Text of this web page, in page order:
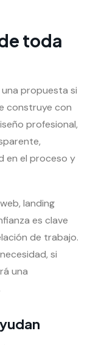
toda
propuesta si
construye con
profesional,
en el proceso y
landing
es clave
de trabajo.
si
una